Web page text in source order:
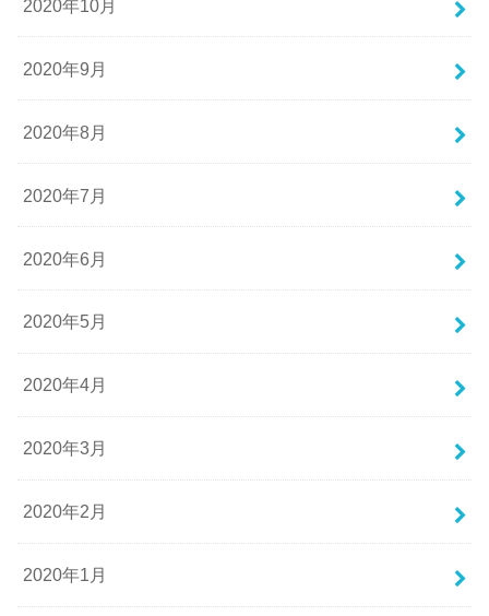
2020年10月
2020年9月
2020年8月
2020年7月
2020年6月
2020年5月
2020年4月
2020年3月
2020年2月
2020年1月